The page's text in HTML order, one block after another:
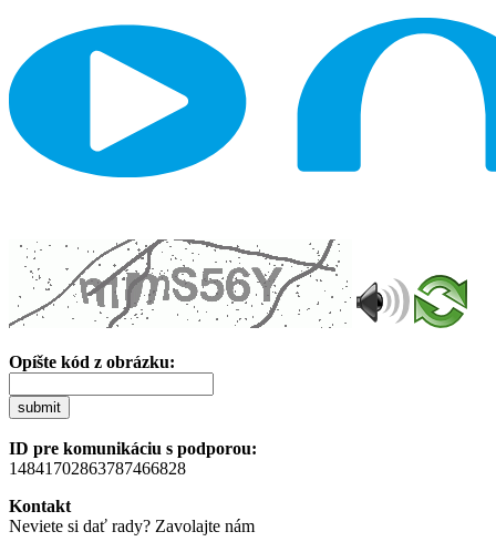
Opíšte kód z obrázku:
submit
ID pre komunikáciu s podporou:
14841702863787466828
Kontakt
Neviete si dať rady? Zavolajte nám